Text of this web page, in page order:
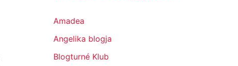
Amadea
Angelika blogja
Blogturné Klub